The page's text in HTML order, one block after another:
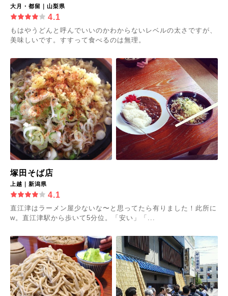
大月・都留｜山梨県
4.1
もはやうどんと呼んでいいのかわからないレベルの太さですが、
美味しいです。すすって食べるのは無理。
塚田そば店
上越｜新潟県
4.1
直江津はラーメン屋少ないな〜と思ってたら有りました！此所に
w。直江津駅から歩いて5分位。「安い」「...